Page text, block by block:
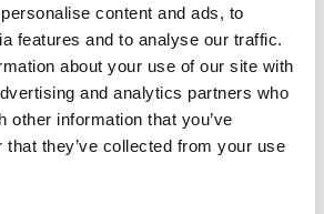
content and ads, to
features and to analyse our traffic.
about your use of our site with
and analytics partners who
other information that you’ve
that they’ve collected from your use